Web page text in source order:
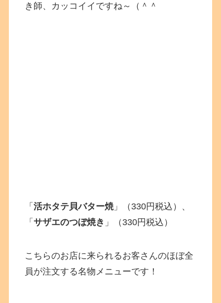
き師、カッコイイですね～（＾＾
「活ホタテ貝バター焼 」（330円税込）、
「サザエのつぼ焼き 」（330円税込）
こちらのお店に来られるお客さんのほぼ全
員が注文する名物メニューです！